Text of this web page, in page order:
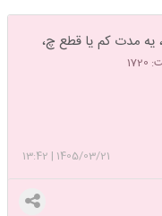
یه مدت کم یا قطع چ،
1405/03/21
|
13:42